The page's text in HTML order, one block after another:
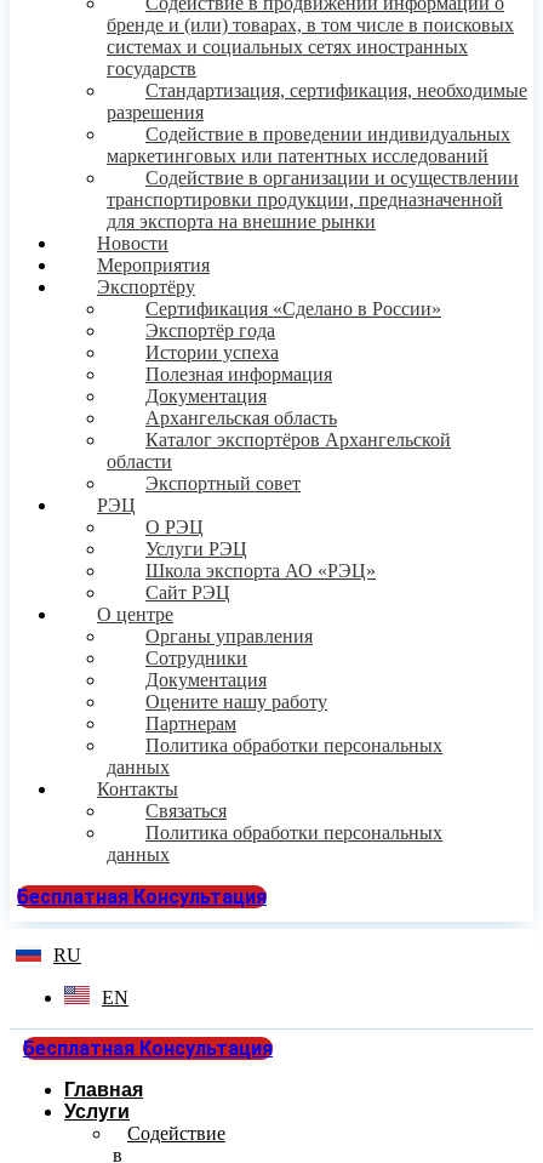
бренде и (или) товарах, в том числе в поисковых
системах и социальных сетях иностранных
государств
Стандартизация, сертификация, необходимые
разрешения
Содействие в проведении индивидуальных
маркетинговых или патентных исследований
Содействие в организации и осуществлении
транспортировки продукции, предназначенной
для экспорта на внешние рынки
Новости
Мероприятия
Экспортёру
Сертификация «Сделано в России»
Экспортёр года
Истории успеха
Полезная информация
Документация
Архангельская область
Каталог экспортёров Архангельской
области
Экспортный совет
РЭЦ
О РЭЦ
Услуги РЭЦ
Школа экспорта АО «РЭЦ»
Сайт РЭЦ
О центре
Органы управления
Сотрудники
Документация
Оцените нашу работу
Партнерам
Политика обработки персональных
данных
Контакты
Связаться
Политика обработки персональных
данных
Бесплатная Консультация
RU
EN
Бесплатная Консультация
Главная
Услуги
Содействие
в